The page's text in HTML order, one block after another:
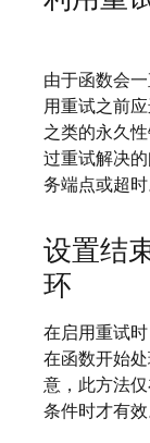
由于函数会
用重试之前
之类的永久
过重试解决
务端点或超时
设置结
环
在启用重试
在函数开始
意，此方法
条件时才有效